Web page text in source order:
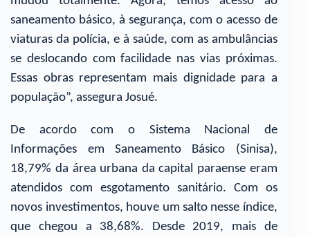
saneamento básico, à segurança, com o acesso de
viaturas da polícia, e à saúde, com as ambulâncias
se deslocando com facilidade nas vias próximas.
Essas obras representam mais dignidade para a
população”, assegura Josué.
De acordo com o Sistema Nacional de
Informações em Saneamento Básico (Sinisa),
18,79% da área urbana da capital paraense eram
atendidos com esgotamento sanitário. Com os
novos investimentos, houve um salto nesse índice,
que chegou a 38,68%. Desde 2019, mais de